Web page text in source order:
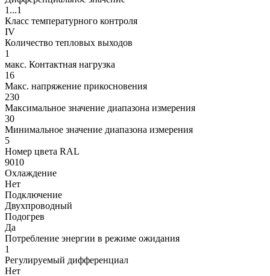
1...1
Класс температурного контроля
IV
Количество тепловых выходов
1
макс. Контактная нагрузка
16
Макс. напряжение прикосновения
230
Максимальное значение диапазона измерения
30
Минимальное значение диапазона измерения
5
Номер цвета RAL
9010
Охлаждение
Нет
Подключение
Двухпроводный
Подогрев
Да
Потребление энергии в режиме ожидания
1
Регулируемый дифференциал
Нет